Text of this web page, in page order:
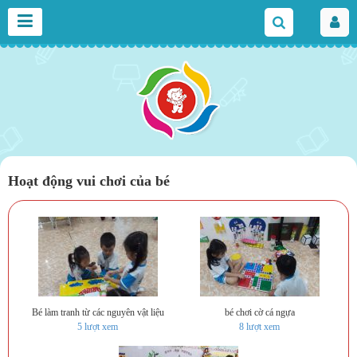
Hoạt động vui chơi của bé
Bé làm tranh từ các nguyên vật liệu
5 lượt xem
bé chơi cờ cá ngựa
8 lượt xem